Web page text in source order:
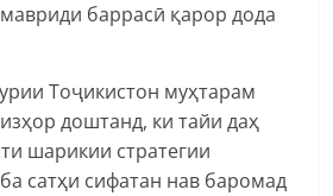
баррасӣ қарор дода
Тоҷикистон муҳтарам
доштанд, ки тайи даҳ
шарикии стратегии
сатҳи сифатан нав баромад